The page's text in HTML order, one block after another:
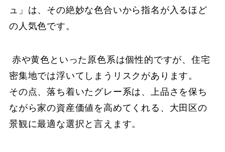
ュ」は、その絶妙な色合いから指名が入るほど
の人気色です。
赤や黄色といった原色系は個性的ですが、住宅
密集地では浮いてしまうリスクがあります。
その点、落ち着いたグレー系は、上品さを保ち
ながら家の資産価値を高めてくれる、大田区の
景観に最適な選択と言えます。